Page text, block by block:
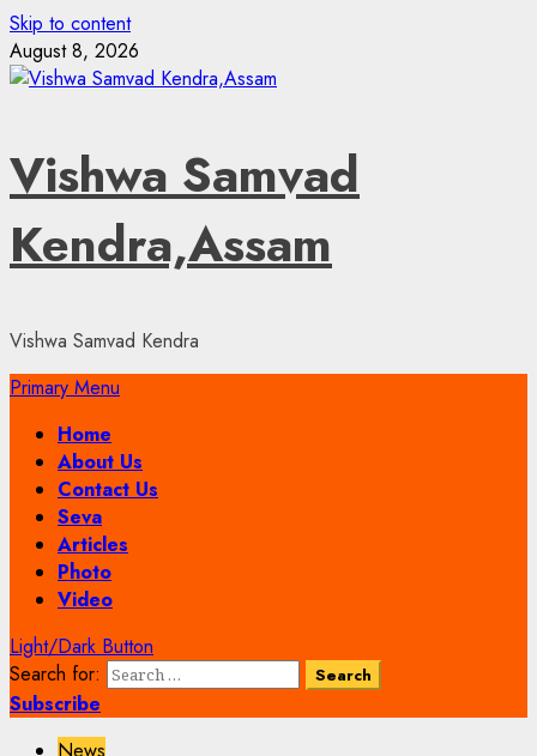
Skip to content
August 8, 2026
Vishwa Samvad
Kendra,Assam
Vishwa Samvad Kendra
Primary Menu
Home
About Us
Contact Us
Seva
Articles
Photo
Video
Light/Dark Button
Search for:
Subscribe